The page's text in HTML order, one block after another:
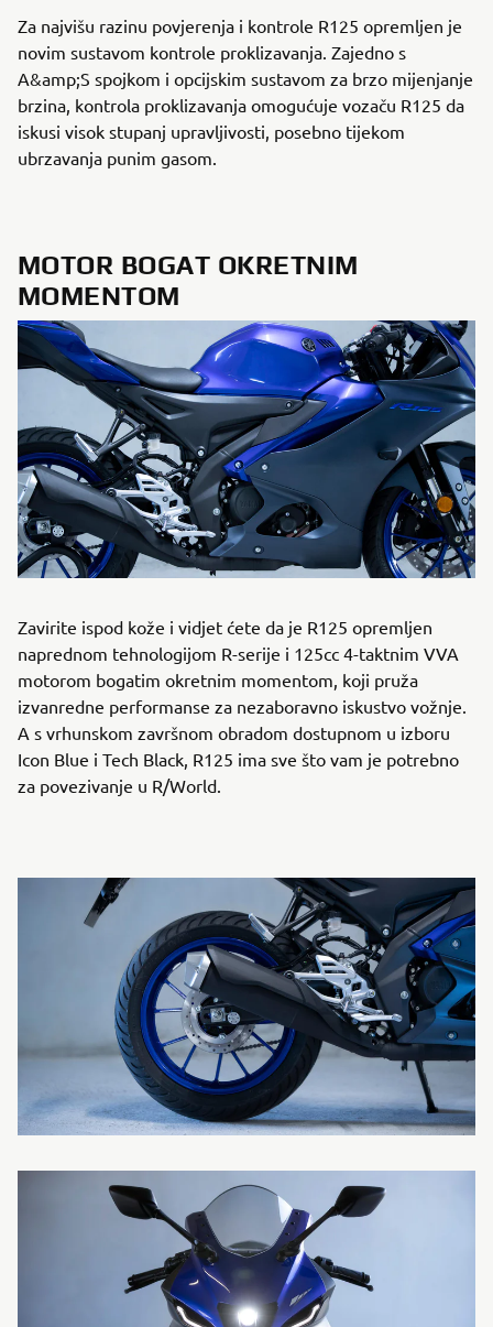
Za najvišu razinu povjerenja i kontrole R125 opremljen je
novim sustavom kontrole proklizavanja. Zajedno s
A&amp;S spojkom i opcijskim sustavom za brzo mijenjanje
brzina, kontrola proklizavanja omogućuje vozaču R125 da
iskusi visok stupanj upravljivosti, posebno tijekom
ubrzavanja punim gasom.
MOTOR BOGAT OKRETNIM
MOMENTOM
Zavirite ispod kože i vidjet ćete da je R125 opremljen
naprednom tehnologijom R-serije i 125cc 4-taktnim VVA
motorom bogatim okretnim momentom, koji pruža
izvanredne performanse za nezaboravno iskustvo vožnje.
A s vrhunskom završnom obradom dostupnom u izboru
Icon Blue i Tech Black, R125 ima sve što vam je potrebno
za povezivanje u R/World.